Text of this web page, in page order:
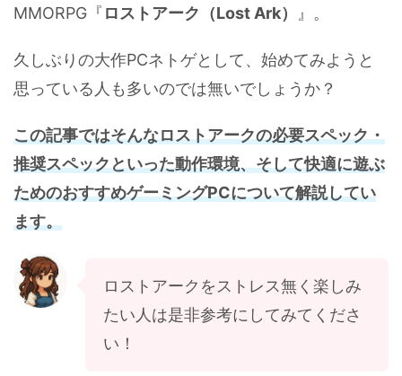
MMORPG『 ロストアーク（Lost Ark） 』。
久しぶりの大作PCネトゲとして、始めてみようと
思っている人も多いのでは無いでしょうか？
この記事ではそんなロストアークの必要スペック・
推奨スペックといった動作環境、そして快適に遊ぶ
ためのおすすめゲーミングPCについて解説してい
ます。
ロストアークをストレス無く楽しみ
たい人は是非参考にしてみてくださ
い！